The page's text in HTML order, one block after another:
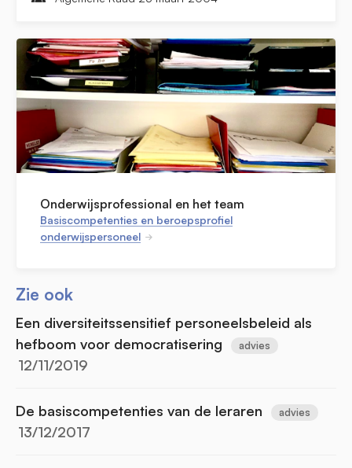
Onderwijsprofessional en het team
Basiscompetenties en beroepsprofiel
onderwijspersoneel
Zie ook
Een diversiteitssensitief personeelsbeleid als
hefboom voor democratisering
advies
12/11/2019
De basiscompetenties van de leraren advies
13/12/2017